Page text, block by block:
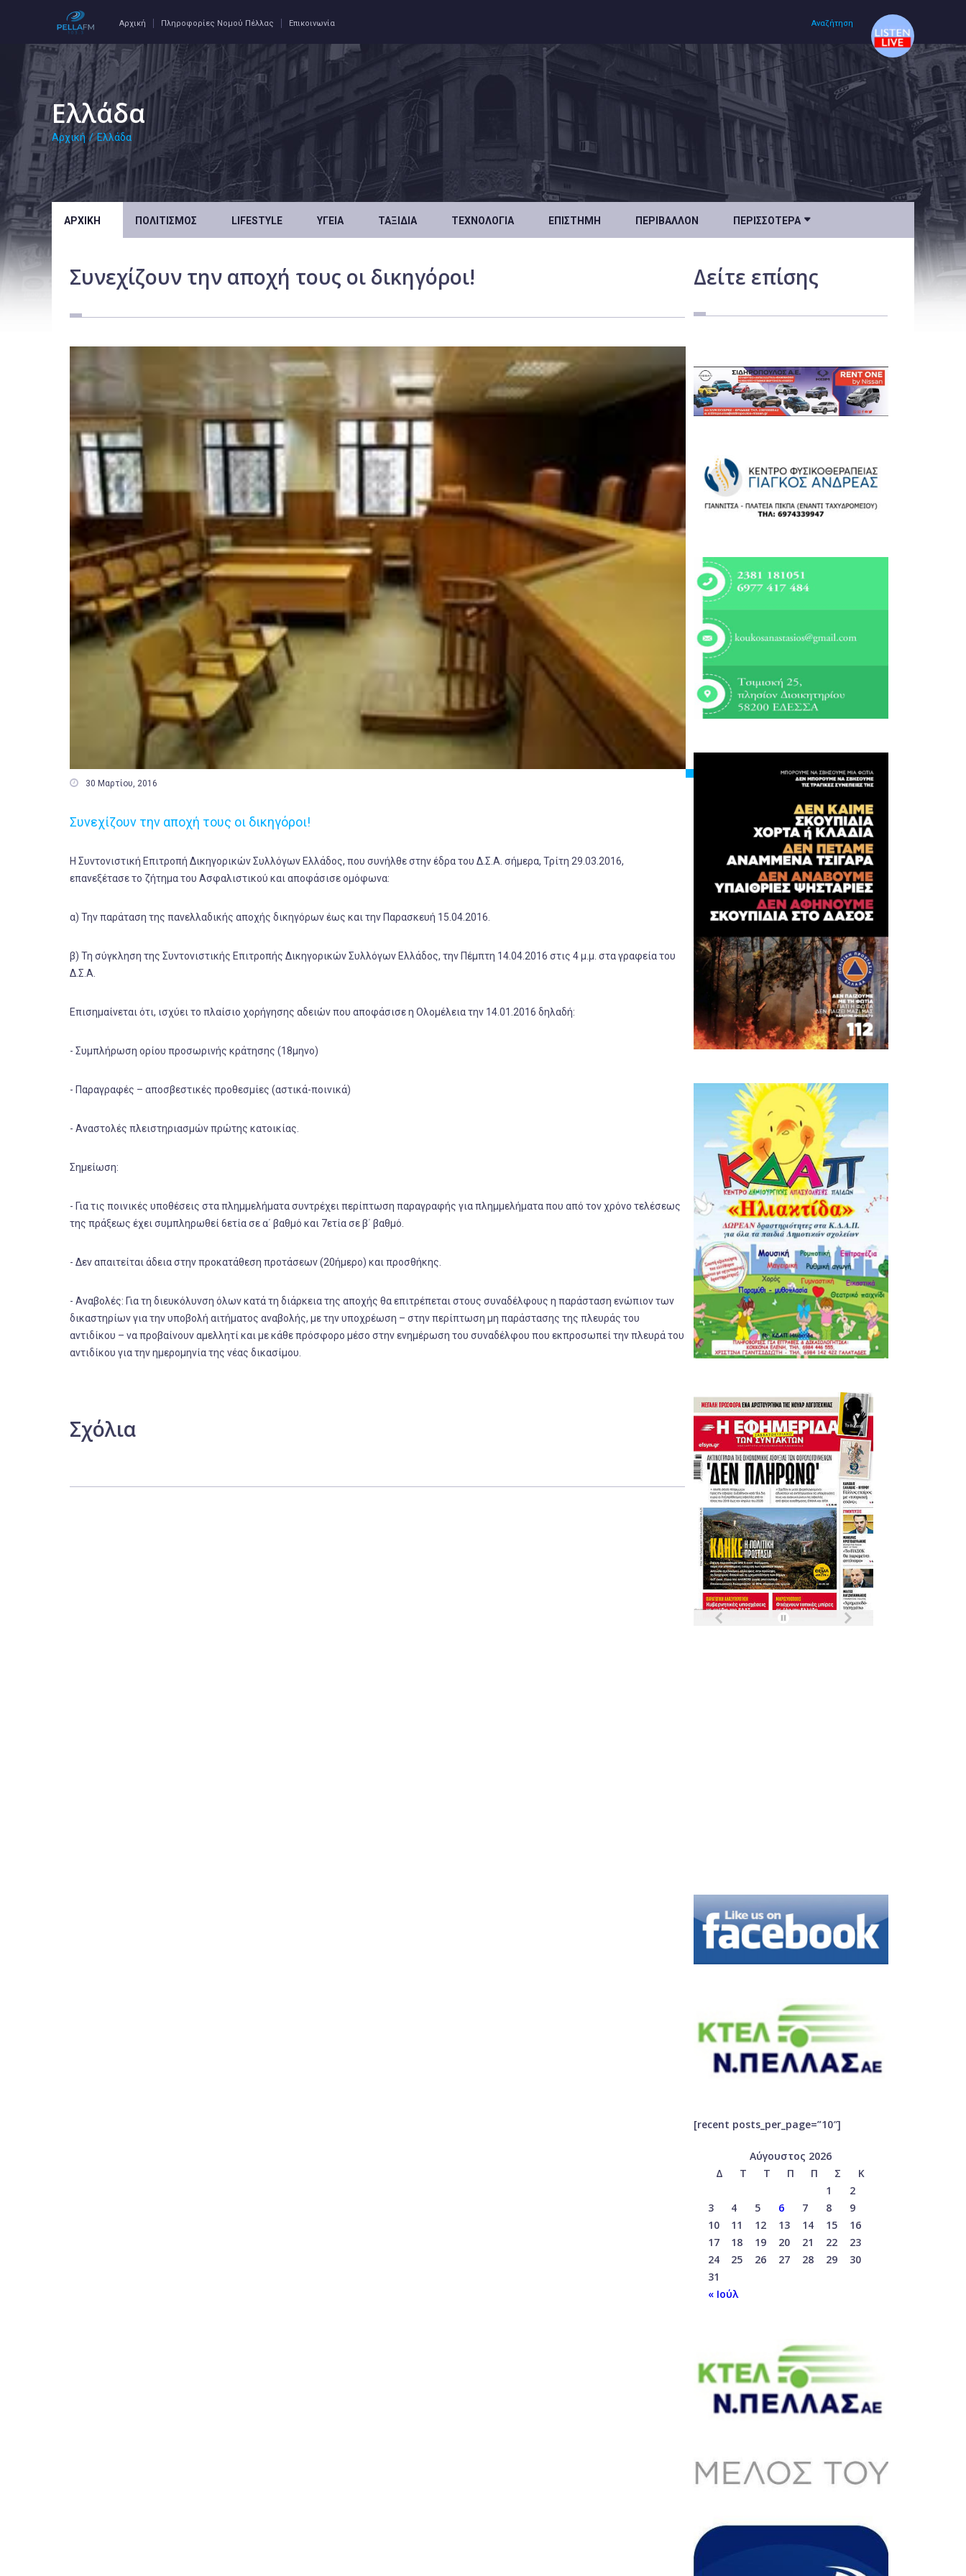
Αρχική Πληροφορίες Νομού Πέλλας Επικοινωνία Αναζήτηση
Ελλάδα
Αρχική / Ελλάδα
ΑΡΧΙΚΉ ΠΟΛΙΤΙΣΜΌΣ LIFESTYLE ΥΓΕΊΑ ΤΑΞΊΔΙΑ ΤΕΧΝΟΛΟΓΊΑ ΕΠΙΣΤΉΜΗ ΠΕΡΙΒΆΛΛΟΝ ΠΕΡΙΣΣΌΤΕΡΑ 
Συνεχίζουν την αποχή τους οι δικηγόροι!
 30 Μαρτίου, 2016
Συνεχίζουν την αποχή τους οι δικηγόροι!
Η Συντονιστική Επιτροπή Δικηγορικών Συλλόγων Ελλάδος, που συνήλθε στην έδρα του Δ.Σ.Α. σήμερα, Τρίτη 29.03.2016,
επανεξέτασε το ζήτημα του Ασφαλιστικού και αποφάσισε ομόφωνα:
α) Την παράταση της πανελλαδικής αποχής δικηγόρων έως και την Παρασκευή 15.04.2016.
β) Τη σύγκληση της Συντονιστικής Επιτροπής Δικηγορικών Συλλόγων Ελλάδος, την Πέμπτη 14.04.2016 στις 4 μ.μ. στα γραφεία του
Δ.Σ.Α.
Επισημαίνεται ότι, ισχύει το πλαίσιο χορήγησης αδειών που αποφάσισε η Ολομέλεια την 14.01.2016 δηλαδή:
- Συμπλήρωση ορίου προσωρινής κράτησης (18μηνο)
- Παραγραφές – αποσβεστικές προθεσμίες (αστικά-ποινικά)
- Αναστολές πλειστηριασμών πρώτης κατοικίας.
Σημείωση:
- Για τις ποινικές υποθέσεις στα πλημμελήματα συντρέχει περίπτωση παραγραφής για πλημμελήματα που από τον χρόνο τελέσεως
της πράξεως έχει συμπληρωθεί 6ετία σε α΄ βαθμό και 7ετία σε β΄ βαθμό.
- Δεν απαιτείται άδεια στην προκατάθεση προτάσεων (20ήμερο) και προσθήκης.
- Αναβολές: Για τη διευκόλυνση όλων κατά τη διάρκεια της αποχής θα επιτρέπεται στους συναδέλφους η παράσταση ενώπιον των
δικαστηρίων για την υποβολή αιτήματος αναβολής, με την υποχρέωση – στην περίπτωση μη παράστασης της πλευράς του
αντιδίκου – να προβαίνουν αμελλητί και με κάθε πρόσφορο μέσο στην ενημέρωση του συναδέλφου που εκπροσωπεί την πλευρά του
αντιδίκου για την ημερομηνία της νέας δικασίμου.
Σχόλια
Δείτε επίσης
[recent posts_per_page=”10″]
Αύγουστος 2026
Δ
Τ Τ Π Π Σ
Κ
1
2
3
4 5 6 7 8
9
10
11 12 13 14 15
16
17
18 19 20 21 22
23
24
25 26 27 28 29
30
31
« Ιούλ
Αρχική
Πολιτισμός
Υγεία
Ταξίδια
Επιστήμη
Περιβάλλον
Κόσμος
Τοπικά
Πολιτική
Αθλητικά